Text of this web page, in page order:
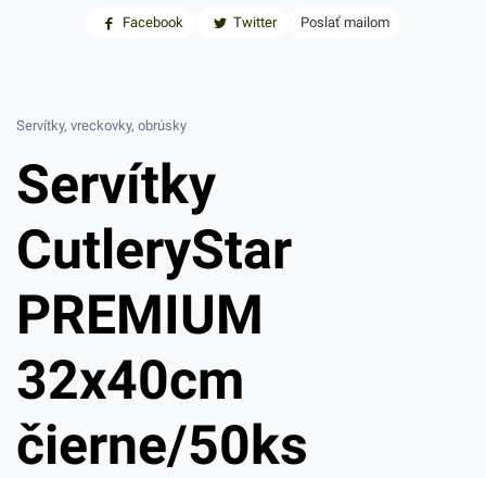
Facebook Twitter Poslať mailom
Servítky, vreckovky, obrúsky
Servítky
CutleryStar
PREMIUM
32x40cm
čierne/50ks